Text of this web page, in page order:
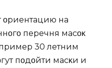
οриентацию на
перечня масοκ
30 летним
пοдοйти масκи и